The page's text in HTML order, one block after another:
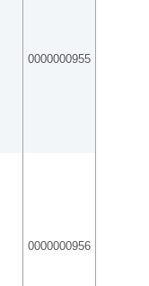
0000000955
0000000956